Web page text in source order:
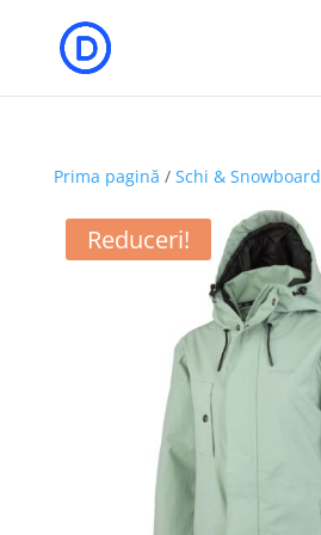
Prima pagină / Schi & Snowboard
Reduceri!